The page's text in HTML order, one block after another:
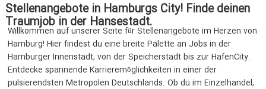
Stellenangebote in Hamburgs City! Finde deinen
Traumjob in der Hansestadt.
Willkommen auf unserer Seite für Stellenangebote im Herzen von
Hamburg! Hier findest du eine breite Palette an Jobs in der
Hamburger Innenstadt, von der Speicherstadt bis zur HafenCity.
Entdecke spannende Karrieremöglichkeiten in einer der
pulsierendsten Metropolen Deutschlands. Ob du im Einzelhandel,